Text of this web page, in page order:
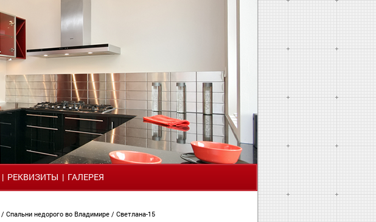
| РЕКВИЗИТЫ | ГАЛЕРЕЯ
/ Спальни недорого во Владимире / Светлана-15